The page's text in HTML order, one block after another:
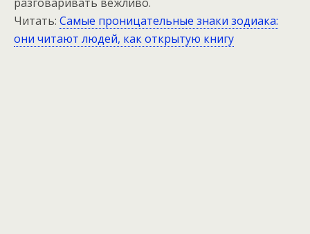
Читать: Самые проницательные знаки зодиака:
они читают людей, как открытую книгу